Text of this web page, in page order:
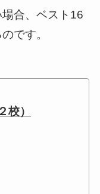
合、ベスト16
です。
校）